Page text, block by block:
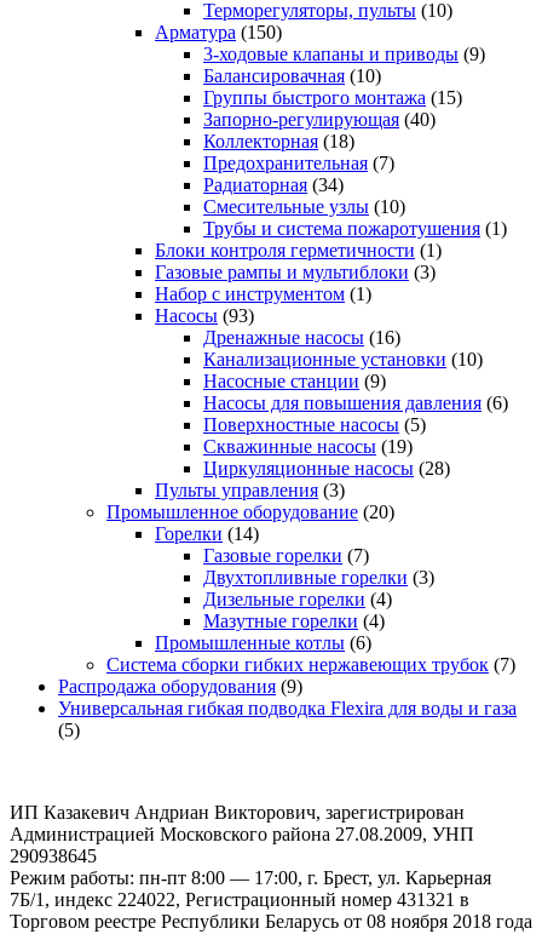
Терморегуляторы, пульты (10)
Арматура (150)
3-ходовые клапаны и приводы (9)
Балансировачная (10)
Группы быстрого монтажа (15)
Запорно-регулирующая (40)
Коллекторная (18)
Предохранительная (7)
Радиаторная (34)
Смесительные узлы (10)
Трубы и система пожаротушения (1)
Блоки контроля герметичности (1)
Газовые рампы и мультиблоки (3)
Набор с инструментом (1)
Насосы (93)
Дренажные насосы (16)
Канализационные установки (10)
Насосные станции (9)
Насосы для повышения давления (6)
Поверхностные насосы (5)
Скважинные насосы (19)
Циркуляционные насосы (28)
Пульты управления (3)
Промышленное оборудование (20)
Горелки (14)
Газовые горелки (7)
Двухтопливные горелки (3)
Дизельные горелки (4)
Мазутные горелки (4)
Промышленные котлы (6)
Система сборки гибких нержавеющих трубок (7)
Распродажа оборудования (9)
Универсальная гибкая подводка Flexira для воды и газа
(5)
ИП Казакевич Андриан Викторович, зарегистрирован
Администрацией Московского района 27.08.2009, УНП
290938645
Режим работы: пн-пт 8:00 — 17:00, г. Брест, ул. Карьерная
7Б/1, индекс 224022, Регистрационный номер 431321 в
Торговом реестре Республики Беларусь от 08 ноября 2018 года